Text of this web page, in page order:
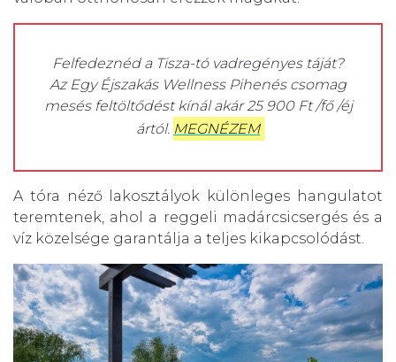
Felfedeznéd a Tisza-tó vadregényes táját?
Az Egy Éjszakás Wellness Pihenés csomag
mesés feltöltődést kínál akár 25 900 Ft /fő /éj
ártól. MEGNÉZEM
A tóra néző lakosztályok különleges hangulatot
teremtenek, ahol a reggeli madárcsicsergés és a
víz közelsége garantálja a teljes kikapcsolódást.